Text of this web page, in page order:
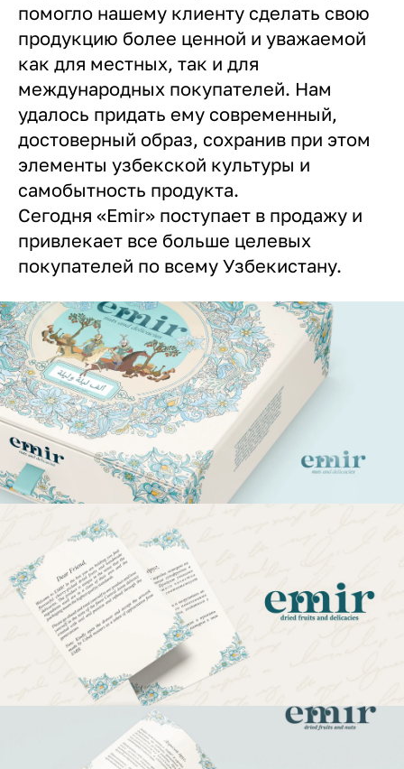
помогло нашему клиенту сделать свою
продукцию более ценной и уважаемой
как для местных, так и для
международных покупателей. Нам
удалось придать ему современный,
достоверный образ, сохранив при этом
элементы узбекской культуры и
самобытность продукта.
Сегодня «Emir» поступает в продажу и
привлекает все больше целевых
покупателей по всему Узбекистану.